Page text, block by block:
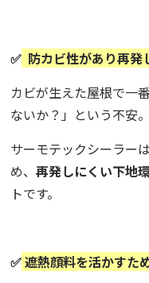
✅ 防カビ性があり再発
カビが生えた屋根で一
ないか？」という不安。
サーモテックシーラーは
め、再発しにくい下地
トです。
✅遮熱顔料を活かすた